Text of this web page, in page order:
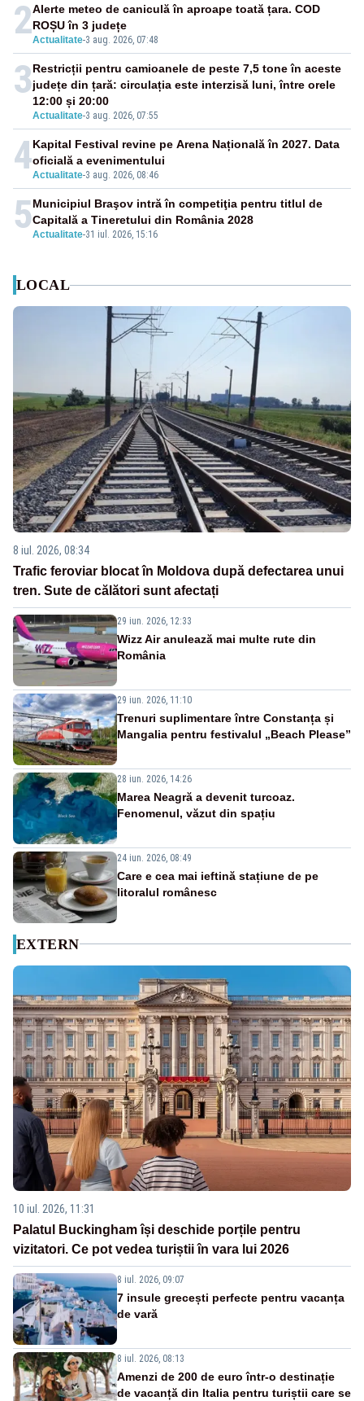
2Actualitate-3 aug. 2026, 07:48
Alerte meteo de caniculă în aproape toată țara. COD
ROȘU în 3 județe
3
Actualitate-3 aug. 2026, 07:55
Restricții pentru camioanele de peste 7,5 tone în aceste
județe din țară: circulația este interzisă luni, între orele
12:00 și 20:00
4Actualitate-3 aug. 2026, 08:46
Kapital Festival revine pe Arena Națională în 2027. Data
oficială a evenimentului
5Actualitate-31 iul. 2026, 15:16
Municipiul Braşov intră în competiţia pentru titlul de
Capitală a Tineretului din România 2028
LOCAL
8 iul. 2026, 08:34
Trafic feroviar blocat în Moldova după defectarea unui
tren. Sute de călători sunt afectați
29 iun. 2026, 12:33
Wizz Air anulează mai multe rute din
România
29 iun. 2026, 11:10
Trenuri suplimentare între Constanța și
Mangalia pentru festivalul „Beach Please”
28 iun. 2026, 14:26
Marea Neagră a devenit turcoaz.
Fenomenul, văzut din spațiu
24 iun. 2026, 08:49
Care e cea mai ieftină stațiune de pe
litoralul românesc
EXTERN
10 iul. 2026, 11:31
Palatul Buckingham își deschide porțile pentru
vizitatori. Ce pot vedea turiștii în vara lui 2026
8 iul. 2026, 09:07
7 insule grecești perfecte pentru vacanța
de vară
8 iul. 2026, 08:13
Amenzi de 200 de euro într-o destinație
de vacanță din Italia pentru turiștii care se